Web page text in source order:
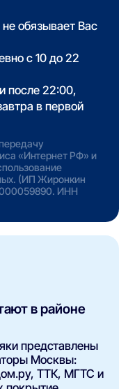
обязывает Вас
с 10 до 22
после 22:00,
в первой
«Интернет РФ» и
(ИП Жиронкин
ИНН
в районе
представлены
Москвы:
ТТК, МГТС и